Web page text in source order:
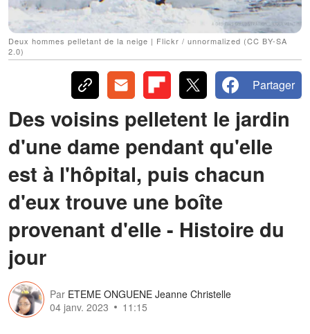
Deux hommes pelletant de la neige | Flickr / unnormalized (CC BY-SA
2.0)
Partager
Des voisins pelletent le jardin
d'une dame pendant qu'elle
est à l'hôpital, puis chacun
d'eux trouve une boîte
provenant d'elle - Histoire du
jour
Par ETEME ONGUENE Jeanne Christelle
04 janv. 2023
11:15